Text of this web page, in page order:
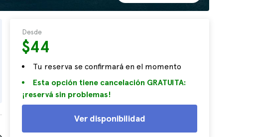
Desde
$44
Tu reserva se confirmará en el momento
Esta opción tiene cancelación GRATUITA:
¡reservá sin problemas!
Ver disponibilidad